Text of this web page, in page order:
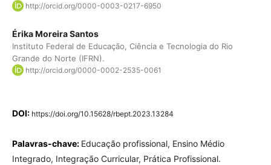
http://orcid.org/0000-0003-0217-6950
Érika Moreira Santos
Instituto Federal de Educação, Ciência e Tecnologia do Rio
Grande do Norte (IFRN).
http://orcid.org/0000-0002-2535-0061
DOI: https://doi.org/10.15628/rbept.2023.13284
Palavras-chave: Educação profissional, Ensino Médio
Integrado, Integração Curricular, Prática Profissional.